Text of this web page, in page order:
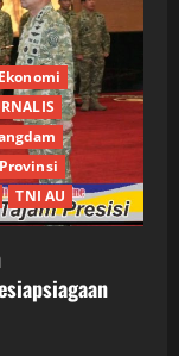
Ekonomi
Provinsi
TNI AU